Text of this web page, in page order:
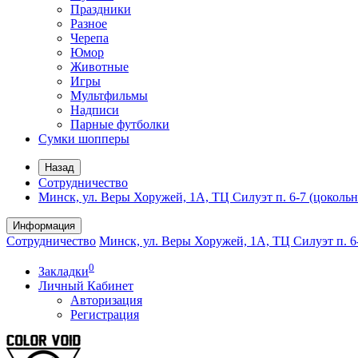
Праздники
Разное
Черепа
Юмор
Животные
Игры
Мультфильмы
Надписи
Парные футболки
Сумки шопперы
Назад
Сотрудничество
Минск, ул. Веры Хоружей, 1А, ТЦ Силуэт п. 6-7
Информация
Сотрудничество Минск, ул. Веры Хоружей, 1А, ТЦ Силуэт п.
Закладки0
Личный Кабинет
Авторизация
Регистрация